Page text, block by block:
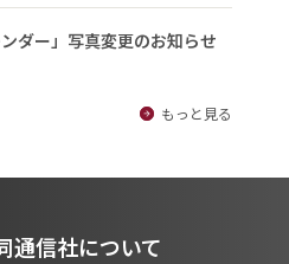
ダー」写真変更のお知らせ
もっと見る
通信社について